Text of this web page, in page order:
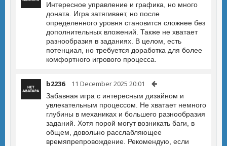
Интересное управление и графика, но много
доната. Игра затягивает, но после
определенного уровня становится сложнее без
дополнительных вложений. Также не хватает
разнообразия в заданиях. В целом, есть
потенциал, но требуется доработка для более
комфортного игрового процесса.
b2236 11 December 2025 20:01
Забавная игра с интересным дизайном и
увлекательным процессом. Не хватает немного
глубины в механиках и большего разнообразия
заданий. Хотя порой могут возникать баги, в
общем, довольно расслабляющее
времяпрепровождение. Рекомендую, если